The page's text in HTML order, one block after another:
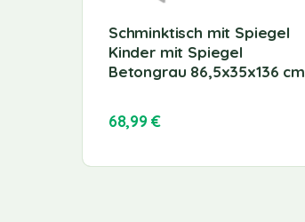
Schminktisch mit Spiegel
Kinder mit Spiegel
Betongrau 86,5x35x136 cm
68,99€